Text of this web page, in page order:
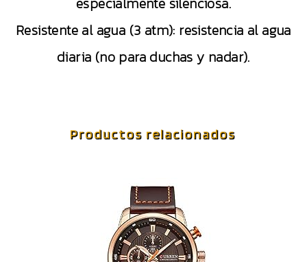
Resistente al agua (3 atm): resistencia al agua
diaria (no para duchas y nadar).
Productos relacionados